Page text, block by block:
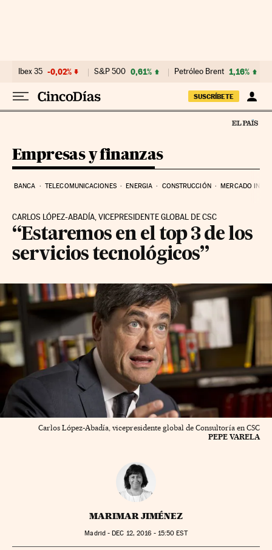
Ibex 35 -0,02% S&P 500 0,61% Petróleo Brent 1,16%
SUSCRÍBETE
Empresas y finanzas
BANCA TELECOMUNICACIONES ENERGIA CONSTRUCCIÓN MERCADO
CARLOS LÓPEZ-ABADÍA, VICEPRESIDENTE GLOBAL DE CSC
“Estaremos en el top 3 de los
servicios tecnológicos”
Carlos López-Abadía, vicepresidente global de Consultoría en CSC
PEPE VARELA
MARIMAR JIMÉNEZ
Madrid - DEC 12, 2016 - 15:50 EST